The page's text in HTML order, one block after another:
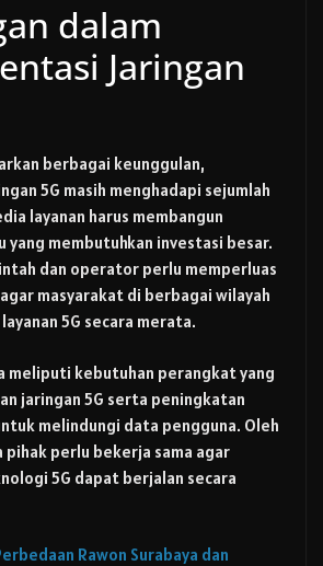
dalam
Jaringan
berbagai keunggulan,
5G masih menghadapi sejumlah
layanan harus membangun
membutuhkan investasi besar.
dan operator perlu memperluas
masyarakat di berbagai wilayah
5G secara merata.
meliputi kebutuhan perangkat yang
jaringan 5G serta peningkatan
melindungi data pengguna. Oleh
pihak perlu bekerja sama agar
5G dapat berjalan secara
Rawon Surabaya dan